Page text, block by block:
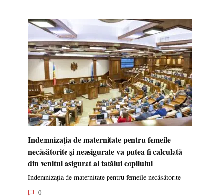
Indemnizația de maternitate pentru femeile
necăsătorite și neasigurate va putea fi calculată
din venitul asigurat al tatălui copilului
Indemnizația de maternitate pentru femeile necăsătorite
0